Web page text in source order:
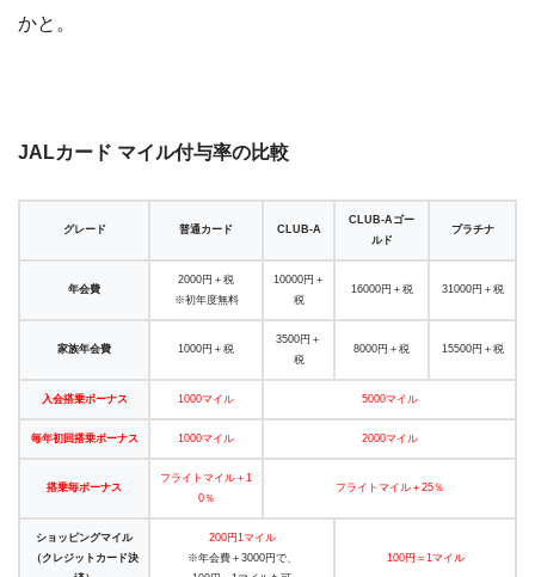
かと。
JALカード マイル付与率の比較
グレード 普通カード CLUB-A
CLUB-Aゴー
ルド
プラチナ
年会費
2000円＋税
※初年度無料
10000円＋
税
16000円＋税 31000円＋税
家族年会費 1000円＋税
3500円＋
税
8000円＋税 15500円＋税
入会搭乗ボーナス 1000マイル 5000マイル
毎年初回搭乗ボーナス 1000マイル 2000マイル
搭乗毎ボーナス
フライトマイル＋1
0％
フライトマイル＋25％
ショッピングマイル
（クレジットカード決
200円1マイル
※年会費＋3000円で、
100円＝1マイル